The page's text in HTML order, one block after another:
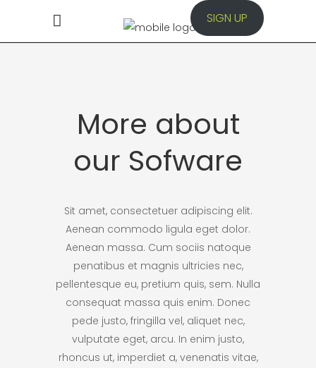
SIGN UP
More about
our Sofware
Sit amet, consectetuer adipiscing elit.
Aenean commodo ligula eget dolor.
Aenean massa. Cum sociis natoque
penatibus et magnis ultricies nec,
pellentesque eu, pretium quis, sem. Nulla
consequat massa quis enim. Donec
pede justo, fringilla vel, aliquet nec,
vulputate eget, arcu. In enim justo,
rhoncus ut, imperdiet a, venenatis vitae,